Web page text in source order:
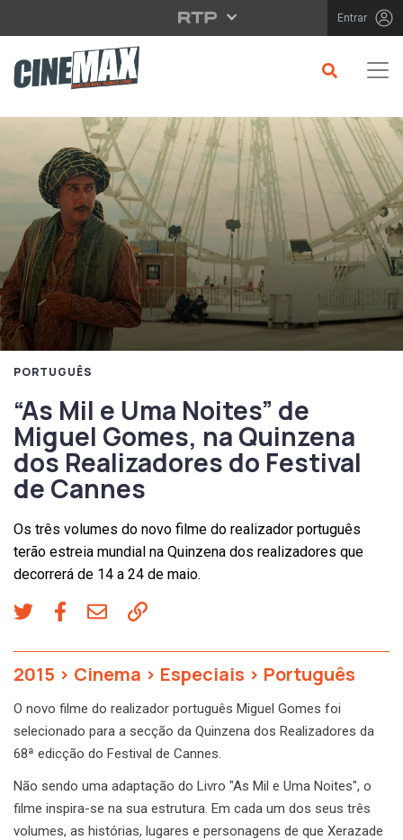
Saltar para o conteúdo principal Entrar
PORTUGUÊS
“As Mil e Uma Noites” de
Miguel Gomes, na Quinzena
dos Realizadores do Festival
de Cannes
Os três volumes do novo filme do realizador português
terão estreia mundial na Quinzena dos realizadores que
decorrerá de 14 a 24 de maio.
2015 > Cinema > Especiais > Português
O novo filme do realizador português Miguel Gomes foi
selecionado para a secção da Quinzena dos Realizadores da
68ª edicção do Festival de Cannes.
Não sendo uma adaptação do Livro "As Mil e Uma Noites", o
filme inspira-se na sua estrutura. Em cada um dos seus três
volumes, as histórias, lugares e personagens de que Xerazade